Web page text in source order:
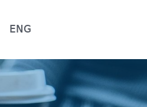
ENG